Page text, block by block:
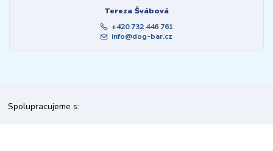
Tereza Švábová
+420 732 446 761
info@dog-bar.cz
Spolupracujeme s: